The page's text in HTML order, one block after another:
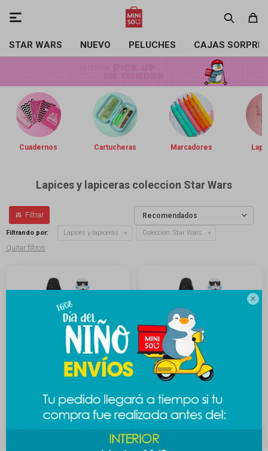

STAR WARS NUEVO PELUCHES CAJAS

Cuadernos Cartucheras Marcadores
Lapices y lapiceras coleccion Star Wars
Recomendados
Filtrando por: Lapices y lapiceras Colección: Star Wars
Quitar filtros
Lapicera Star Wars - Darth
189
Lapicera Star Wars -
Stormtrooper
$ 189